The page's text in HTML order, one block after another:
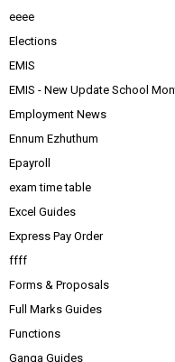
eeee
Elections
EMIS
EMIS - New Update School
Employment News
Ennum Ezhuthum
Epayroll
exam time table
Excel Guides
Express Pay Order
ffff
Forms & Proposals
Full Marks Guides
Functions
Ganga Guides